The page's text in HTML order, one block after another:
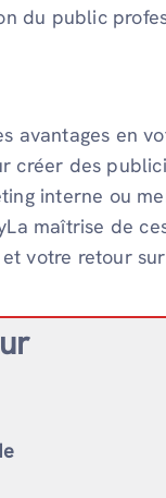
du public
avantages en
créer des
interne ou
maîtrise de
votre retour